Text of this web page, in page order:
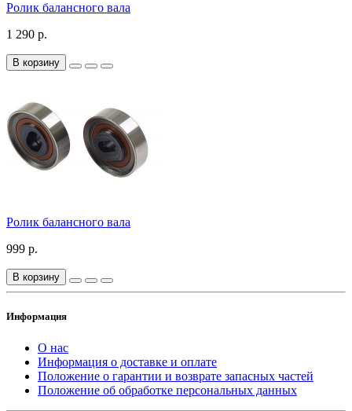
Ролик балансного вала
1 290 р.
В корзину
Ролик балансного вала
999 р.
В корзину
Информация
О нас
Информация о доставке и оплате
Положение о гарантии и возврате запасных частей
Положение об обработке персональных данных